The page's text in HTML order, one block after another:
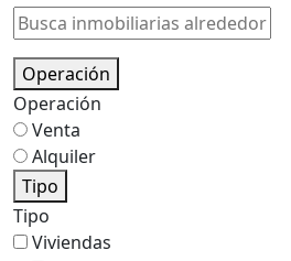
Operación
Operación
Venta
Alquiler
Tipo
Tipo
Viviendas